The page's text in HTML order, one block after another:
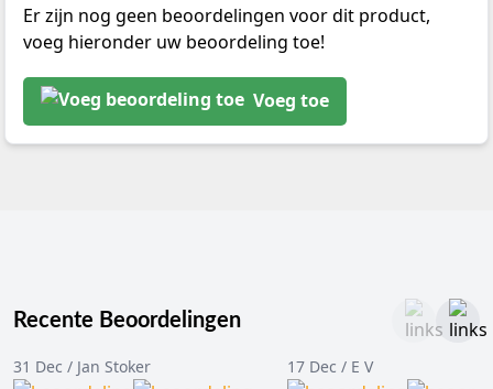
Er zijn nog geen beoordelingen voor dit product,
voeg hieronder uw beoordeling toe!
Voeg toe
Recente Beoordelingen
31 Dec / Jan Stoker 17 Dec / E V